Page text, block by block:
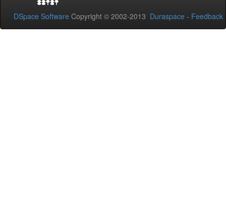
DSpace Software Copyright © 2002-2013 Duraspace - Feedback